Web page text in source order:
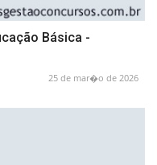
Básica -
25 de mar�o de 2026